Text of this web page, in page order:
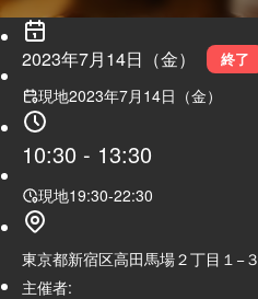
2023年7月14日（金） 終了
現地2023年7月14日（金）
10:30 - 13:30
現地19:30-22:30
東京都新宿区高田馬場２丁目１−３
主催者: